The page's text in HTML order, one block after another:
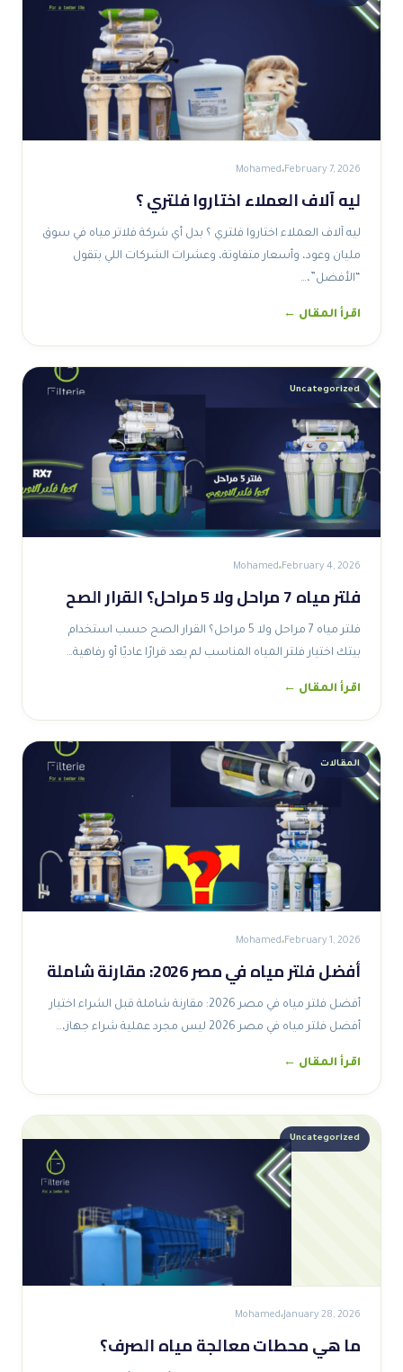
February 7, 2026
Mohamed
ليه آلاف العملاء اختاروا فلتري ؟
ليه آلاف العملاء اختاروا فلتري ؟ بدل أي شركة فلاتر مياه في سوق
مليان وعود، وأسعار متفاوتة، وعشرات الشركات اللي بتقول
“الأفضل”،…
اقرأ المقال ←
Uncategorized
February 4, 2026
Mohamed
فلتر مياه 7 مراحل ولا 5 مراحل؟ القرار الصح
فلتر مياه 7 مراحل ولا 5 مراحل؟ القرار الصح حسب استخدام
بيتك اختيار فلتر المياه المناسب لم يعد قرارًا عاديًا أو رفاهية…
اقرأ المقال ←
المقالات
February 1, 2026
Mohamed
أفضل فلتر مياه في مصر 2026: مقارنة شاملة
أفضل فلتر مياه في مصر 2026: مقارنة شاملة قبل الشراء اختيار
أفضل فلتر مياه في مصر 2026 ليس مجرد عملية شراء جهاز،…
اقرأ المقال ←
Uncategorized
January 28, 2026
Mohamed
ما هي محطات معالجة مياه الصرف؟